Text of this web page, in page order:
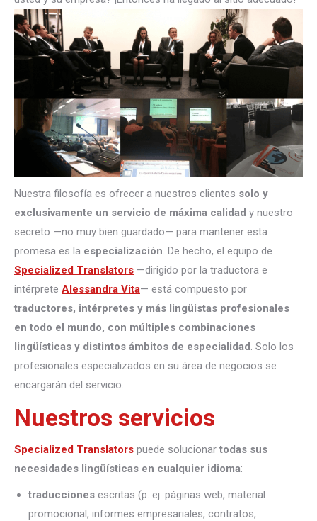
Nuestra filosofía es ofrecer a nuestros clientes solo y
exclusivamente un servicio de máxima calidad y nuestro
secreto —no muy bien guardado— para mantener esta
promesa es la especialización. De hecho, el equipo de
Specialized Translators —dirigido por la traductora e
intérprete Alessandra Vita— está compuesto por
traductores, intérpretes y más lingüistas profesionales
en todo el mundo, con múltiples combinaciones
lingüísticas y distintos ámbitos de especialidad. Solo los
profesionales especializados en su área de negocios se
encargarán del servicio.
Nuestros servicios
Specialized Translators puede solucionar todas sus
necesidades lingüísticas en cualquier idioma:
traducciones escritas (p. ej. páginas web, material
promocional, informes empresariales, contratos,